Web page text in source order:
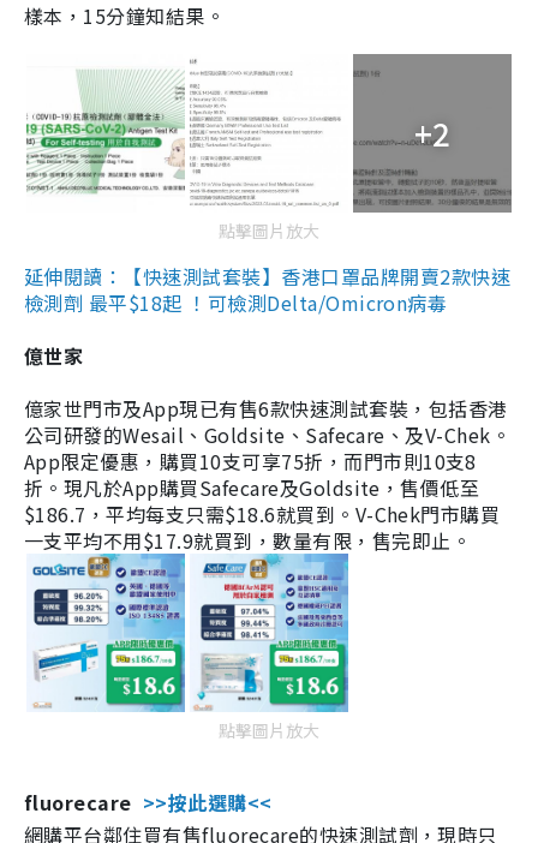
樣本，15分鐘知結果。
+2
點擊圖片放大
延伸閱讀：【快速測試套裝】香港口罩品牌開賣2款快速
檢測劑 最平$18起 ！可檢測Delta/Omicron病毒
億世家
億家世門市及App現已有售6款快速測試套裝，包括香港
公司研發的Wesail、Goldsite、Safecare、及V-Chek。
App限定優惠，購買10支可享75折，而門市則10支8
折。現凡於App購買Safecare及Goldsite，售價低至
$186.7，平均每支只需$18.6就買到。V-Chek門市購買
一支平均不用$17.9就買到，數量有限，售完即止。
點擊圖片放大
fluorecare >>按此選購<<
網購平台鄰住買有售fluorecare的快速測試劑，現時只